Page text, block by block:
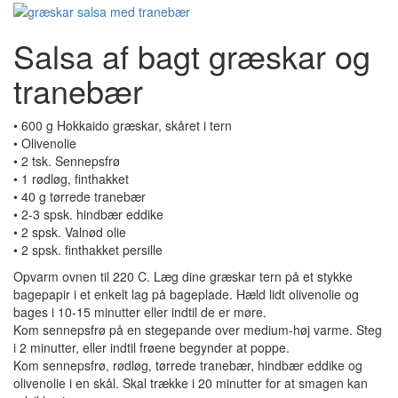
Salsa af bagt græskar og
tranebær
• 600 g Hokkaido græskar, skåret i tern
• Olivenolie
• 2 tsk. Sennepsfrø
• 1 rødløg, finthakket
• 40 g tørrede tranebær
• 2-3 spsk. hindbær eddike
• 2 spsk. Valnød olie
• 2 spsk. finthakket persille
Opvarm ovnen til 220 C. Læg dine græskar tern på et stykke
bagepapir i et enkelt lag på bageplade. Hæld lidt olivenolie og
bages i 10-15 minutter eller indtil de er møre.
Kom sennepsfrø på en stegepande over medium-høj varme. Steg
i 2 minutter, eller indtil frøene begynder at poppe.
Kom sennepsfrø, rødløg, tørrede tranebær, hindbær eddike og
olivenolie i en skål. Skal trække i 20 minutter for at smagen kan